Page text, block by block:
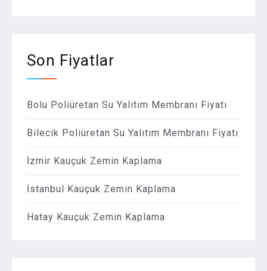
Son Fiyatlar
Bolu Poliüretan Su Yalıtım Membranı Fiyatı
Bilecik Poliüretan Su Yalıtım Membranı Fiyatı
İzmir Kauçuk Zemin Kaplama
İstanbul Kauçuk Zemin Kaplama
Hatay Kauçuk Zemin Kaplama